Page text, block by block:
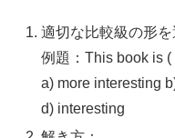
適切な比較級の形を
例題：This book is (
a) more interesting
d) interesting